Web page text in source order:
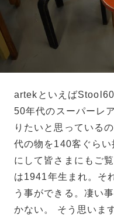
artekといえば
50年代のスーパーレ
りたいと思っている
代の物を140客ぐら
にして皆さまにもご
は1941年生まれ。そ
う事ができる。凄い
かない。 そう思いま